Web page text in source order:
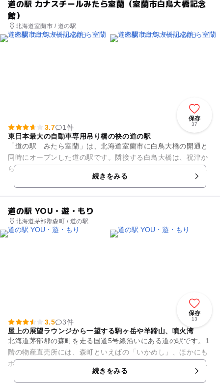
道の駅 カナスチールみたら室蘭（室蘭市白鳥大橋記念
館）
北海道室蘭市 / 道の駅
保存
37
3.7
1件
東日本最大の自動車専用吊り橋の袂の道の駅
「道の駅 みたら室蘭」は、北海道室蘭市に白鳥大橋の開通と
同時にオープンした道の駅です。隣接する白鳥大橋は、祝津か
ら陣屋を結ぶ東日本最大の自動車専用吊り橋です。施設内に
は、白鳥大橋の設計から完成ま...
続きをみる
道の駅 YOU・遊・もり
北海道茅部郡森町 / 道の駅
保存
13
3.5
3件
屋上の展望ラウンジから一望する駒ヶ岳や羊蹄山、噴火湾
北海道茅部郡の森町を走る国道5号線沿いにある道の駅です。1
階の物産直売所には、森町といえばの「いかめし」、ほかにも
ホタテやイカ、昆布といった地元特産品の加工品、人気の「か
ぼちゃパイ」、「昆布もな...続きをみる